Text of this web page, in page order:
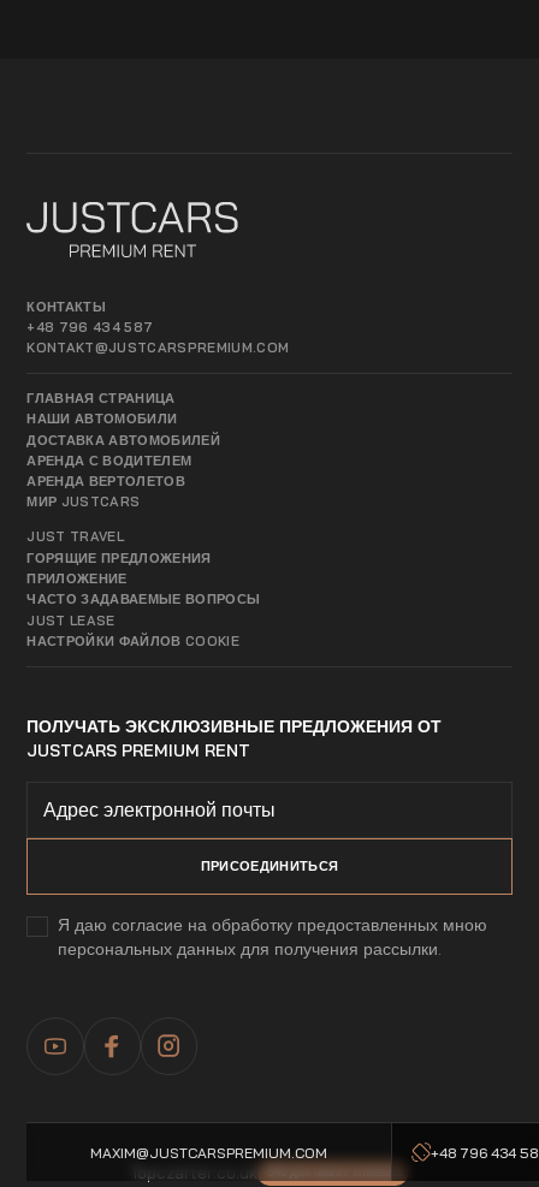
КОНТАКТЫ
+48 796 434 587
KONTAKT@JUSTCARSPREMIUM.COM
ГЛАВНАЯ СТРАНИЦА
НАШИ АВТОМОБИЛИ
ДОСТАВКА АВТОМОБИЛЕЙ
АРЕНДА С ВОДИТЕЛЕМ
АРЕНДА ВЕРТОЛЕТОВ
МИР JUSTCARS
JUST TRAVEL
ГОРЯЩИЕ ПРЕДЛОЖЕНИЯ
ПРИЛОЖЕНИЕ
ЧАСТО ЗАДАВАЕМЫЕ ВОПРОСЫ
JUST LEASE
НАСТРОЙКИ ФАЙЛОВ COOKIE
ПОЛУЧАТЬ ЭКСКЛЮЗИВНЫЕ ПРЕДЛОЖЕНИЯ ОТ
JUSTCARS PREMIUM RENT
Я даю согласие на обработку предоставленных мною
персональных данных для получения рассылки.
MAXIM@JUSTCARSPREMIUM.COM +48 796 434
Topczarter.co.uk